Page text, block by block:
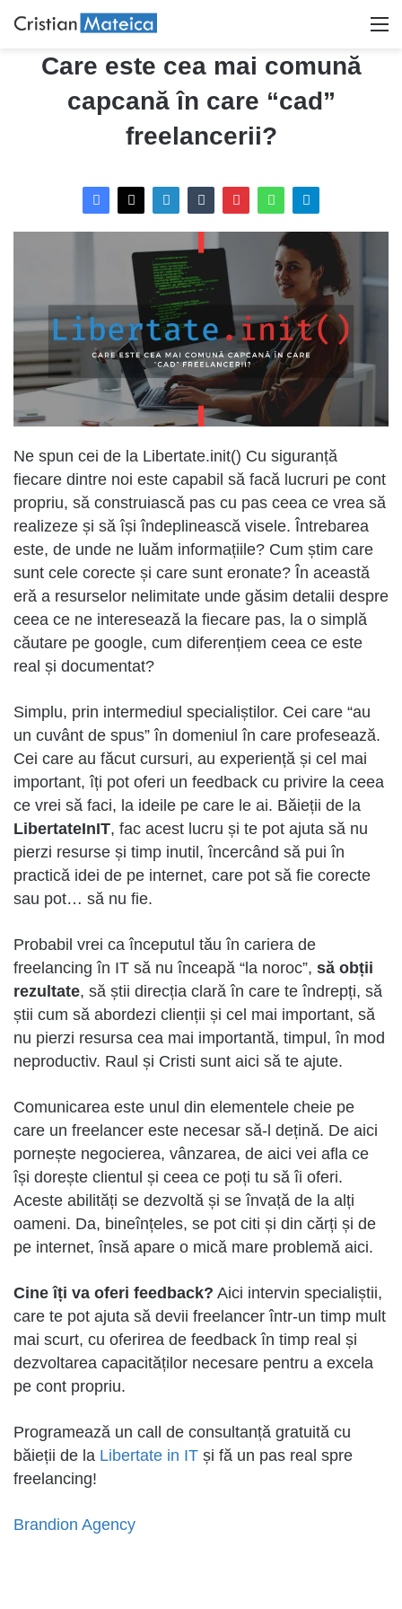
Care este cea mai comună
capcană în care “cad”
freelancerii?
Ne spun cei de la Libertate.init() Cu siguranță
fiecare dintre noi este capabil să facă lucruri pe cont
propriu, să construiască pas cu pas ceea ce vrea să
realizeze și să își îndeplinească visele. Întrebarea
este, de unde ne luăm informațiile? Cum știm care
sunt cele corecte și care sunt eronate? În această
eră a resurselor nelimitate unde găsim detalii despre
ceea ce ne interesează la fiecare pas, la o simplă
căutare pe google, cum diferențiem ceea ce este
real și documentat?
Simplu, prin intermediul specialiștilor. Cei care “au
un cuvânt de spus” în domeniul în care profesează.
Cei care au făcut cursuri, au experiență și cel mai
important, îți pot oferi un feedback cu privire la ceea
ce vrei să faci, la ideile pe care le ai. Băieții de la
LibertateInIT, fac acest lucru și te pot ajuta să nu
pierzi resurse și timp inutil, încercând să pui în
practică idei de pe internet, care pot să fie corecte
sau pot… să nu fie.
Probabil vrei ca începutul tău în cariera de
freelancing în IT să nu înceapă “la noroc”, să obții
rezultate, să știi direcția clară în care te îndrepți, să
știi cum să abordezi clienții și cel mai important, să
nu pierzi resursa cea mai importantă, timpul, în mod
neproductiv. Raul și Cristi sunt aici să te ajute.
Comunicarea este unul din elementele cheie pe
care un freelancer este necesar să-l dețină. De aici
pornește negocierea, vânzarea, de aici vei afla ce
își dorește clientul și ceea ce poți tu să îi oferi.
Aceste abilități se dezvoltă și se învață de la alți
oameni. Da, bineînțeles, se pot citi și din cărți și de
pe internet, însă apare o mică mare problemă aici.
Cine îți va oferi feedback? Aici intervin specialiștii,
care te pot ajuta să devii freelancer într-un timp mult
mai scurt, cu oferirea de feedback în timp real și
dezvoltarea capacităților necesare pentru a excela
pe cont propriu.
Programează un call de consultanță gratuită cu
băieții de la Libertate in IT și fă un pas real spre
freelancing!
Brandion Agency